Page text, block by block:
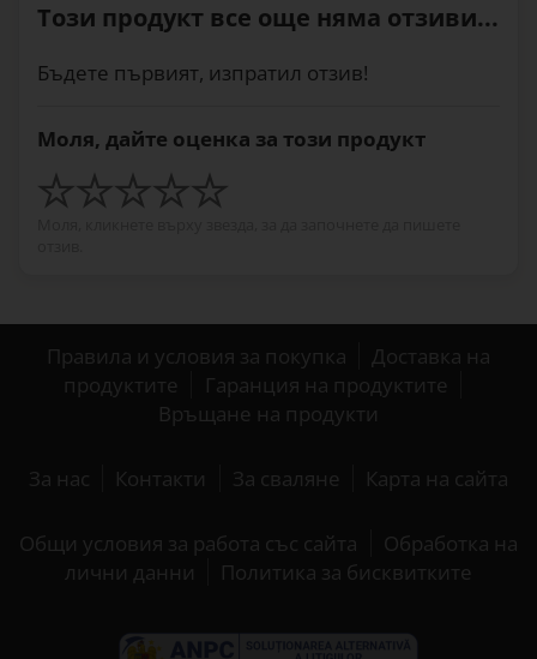
Този продукт все още няма отзиви...
Бъдете първият, изпратил отзив!
Моля, дайте оценка за този продукт
Правила и условия за покупка
Доставка на
продуктите
Гаранция на продуктите
Връщане на продукти
За нас Контакти За сваляне Карта на сайта
Общи условия за работа със сайта
Обработка на
лични данни
Политика за бисквитките